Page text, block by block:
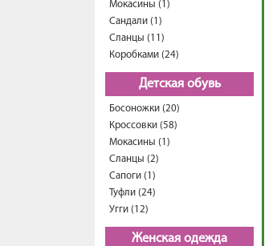
Мокасины (1)
Сандали (1)
Сланцы (11)
Коробками (24)
Детская обувь
Босоножки (20)
Кроссовки (58)
Мокасины (1)
Сланцы (2)
Сапоги (1)
Туфли (24)
Угги (12)
Женская одежда